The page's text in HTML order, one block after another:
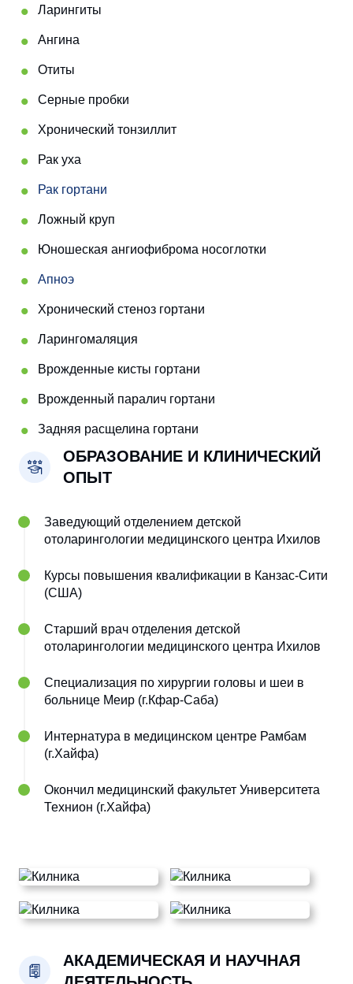
Ларингиты
Ангина
Отиты
Серные пробки
Хронический тонзиллит
Рак уха
Рак гортани
Ложный круп
Юношеская ангиофиброма носоглотки
Апноэ
Хронический стеноз гортани
Ларингомаляция
Врожденные кисты гортани
Врожденный паралич гортани
Задняя расщелина гортани
ОБРАЗОВАНИЕ И КЛИНИЧЕСКИЙ
ОПЫТ
Заведующий отделением детской
отоларингологии медицинского центра Ихилов
Курсы повышения квалификации в Канзас-Сити
(США)
Старший врач отделения детской
отоларингологии медицинского центра Ихилов
Специализация по хирургии головы и шеи в
больнице Меир (г.Кфар-Саба)
Интернатура в медицинском центре Рамбам
(г.Хайфа)
Окончил медицинский факультет Университета
Технион (г.Хайфа)
АКАДЕМИЧЕСКАЯ И НАУЧНАЯ